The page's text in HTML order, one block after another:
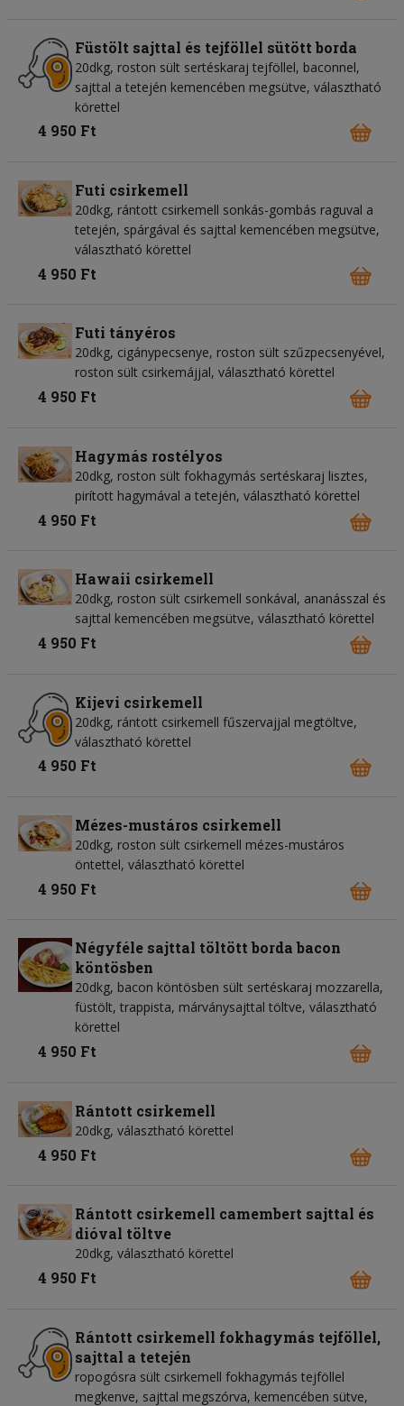
Füstölt sajttal és tejföllel sütött borda
20dkg, roston sült sertéskaraj tejföllel, baconnel,
sajttal a tetején kemencében megsütve, választható
körettel
4 950 Ft
Futi csirkemell
20dkg, rántott csirkemell sonkás-gombás raguval a
tetején, spárgával és sajttal kemencében megsütve,
választható körettel
4 950 Ft
Futi tányéros
20dkg, cigánypecsenye, roston sült szűzpecsenyével,
roston sült csirkemájjal, választható körettel
4 950 Ft
Hagymás rostélyos
20dkg, roston sült fokhagymás sertéskaraj lisztes,
pirított hagymával a tetején, választható körettel
4 950 Ft
Hawaii csirkemell
20dkg, roston sült csirkemell sonkával, ananásszal és
sajttal kemencében megsütve, választható körettel
4 950 Ft
Kijevi csirkemell
20dkg, rántott csirkemell fűszervajjal megtöltve,
választható körettel
4 950 Ft
Mézes-mustáros csirkemell
20dkg, roston sült csirkemell mézes-mustáros
öntettel, választható körettel
4 950 Ft
Négyféle sajttal töltött borda bacon
köntösben
20dkg, bacon köntösben sült sertéskaraj mozzarella,
füstölt, trappista, márványsajttal töltve, választható
körettel
4 950 Ft
Rántott csirkemell
20dkg, választható körettel
4 950 Ft
Rántott csirkemell camembert sajttal és
dióval töltve
20dkg, választható körettel
4 950 Ft
Rántott csirkemell fokhagymás tejföllel,
sajttal a tetején
ropogósra sült csirkemell fokhagymás tejföllel
megkenve, sajttal megszórva, kemencében sütve,